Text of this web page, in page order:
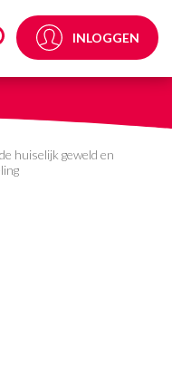
INLOGGEN
huiselijk geweld en